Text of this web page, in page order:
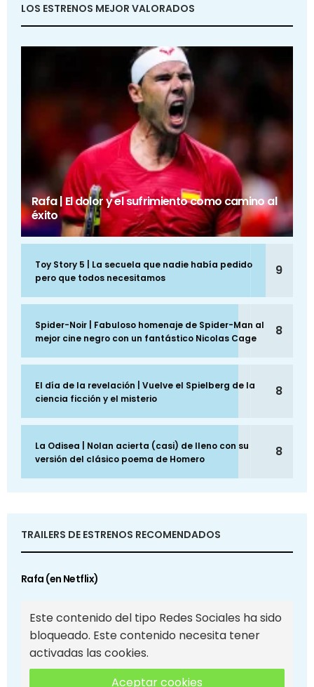
LOS ESTRENOS MEJOR VALORADOS
Rafa | El dolor y el sufrimiento como camino al
éxito
Toy Story 5 | La secuela que nadie había pedido
pero que todos necesitamos
9
Spider-Noir | Fabuloso homenaje de Spider-Man al
mejor cine negro con un fantástico Nicolas Cage
8
El día de la revelación | Vuelve el Spielberg de la
ciencia ficción y el misterio
8
La Odisea | Nolan acierta (casi) de lleno con su
versión del clásico poema de Homero
8
TRAILERS DE ESTRENOS RECOMENDADOS
Rafa (en Netflix)
Este contenido del tipo Redes Sociales ha sido
bloqueado. Este contenido necesita tener
activadas las cookies.
Aceptar cookies